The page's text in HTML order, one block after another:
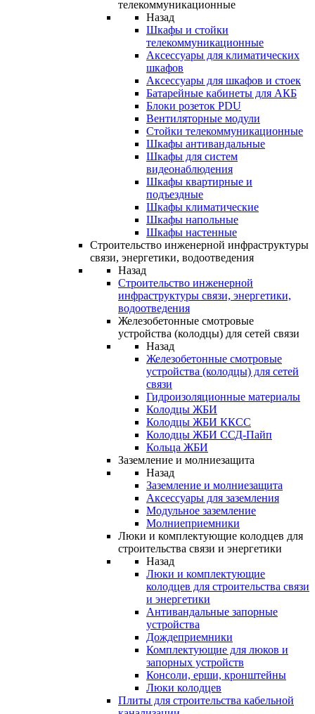
телекоммуникационные
Назад
Шкафы и стойки
телекоммуникационные
Аксессуары для климатических
шкафов
Аксессуары для шкафов и стоек
Батарейные кабинеты для АКБ
Блоки розеток PDU
Вентиляторные модули
Стойки телекоммуникационные
Шкафы антивандальные
Шкафы для систем
видеонаблюдения
Шкафы квартирные и
подъездные
Шкафы климатические
Шкафы напольные
Шкафы настенные
Строительство инженерной инфраструктуры
связи, энергетики, водоотведения
Назад
Строительство инженерной
инфраструктуры связи, энергетики,
водоотведения
Железобетонные смотровые
устройства (колодцы) для сетей связи
Назад
Железобетонные смотровые
устройства (колодцы) для сетей
связи
Гидроизоляционные материалы
Колодцы ЖБИ
Колодцы ЖБИ ККСС
Колодцы ЖБИ ССД-Пайп
Кольца ЖБИ
Заземление и молниезащита
Назад
Заземление и молниезащита
Аксессуары для заземления
Модульное заземление
Молниеприемники
Люки и комплектующие колодцев для
строительства связи и энергетики
Назад
Люки и комплектующие
колодцев для строительства связи
и энергетики
Антивандальные запорные
устройства
Дождеприемники
Комплектующие для люков и
запорных устройств
Консоли, ерши, кронштейны
Люки колодцев
Плиты для строительства кабельной